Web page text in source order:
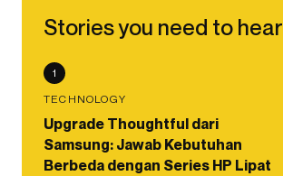
Stories you need to hear
1
TECHNOLOGY
Upgrade Thoughtful dari
Samsung: Jawab Kebutuhan
Berbeda dengan Series HP Lipat